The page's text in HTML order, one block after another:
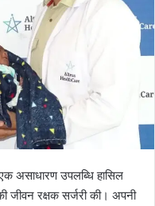
असाधारण उपलब्धि हासिल
रक्षक सर्जरी की। अपनी